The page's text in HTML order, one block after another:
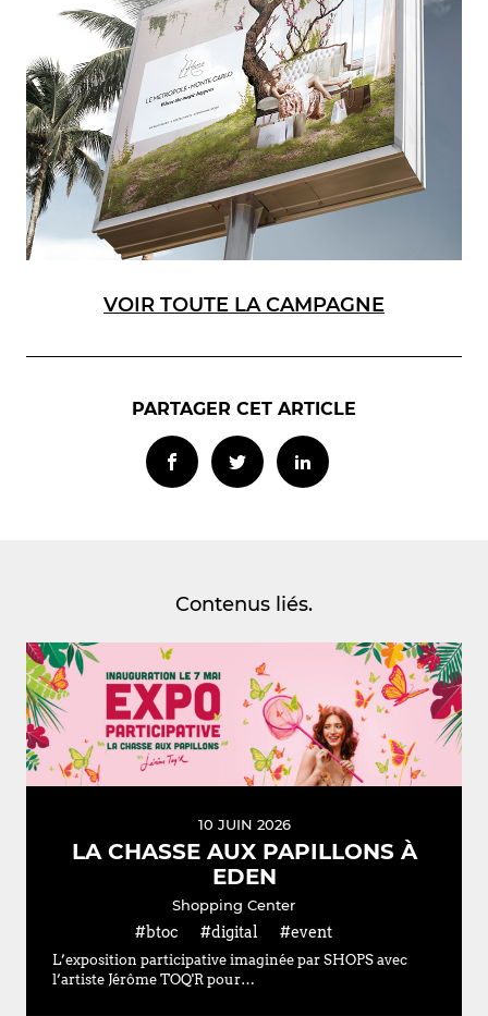
VOIR TOUTE LA CAMPAGNE
PARTAGER CET ARTICLE
Contenus liés.
10 JUIN 2026
LA CHASSE AUX PAPILLONS À
EDEN
Shopping Center
#btoc
#digital #event
L’exposition participative imaginée par SHOPS avec
l’artiste Jérôme TOQ'R pour…